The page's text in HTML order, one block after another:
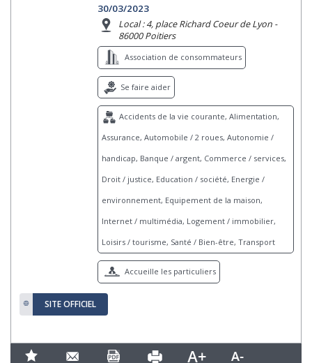
30/03/2023
Local : 4, place Richard Coeur de Lyon -
86000 Poitiers
Association de consommateurs
Se faire aider
Accidents de la vie courante, Alimentation,
Assurance, Automobile / 2 roues, Autonomie /
handicap, Banque / argent, Commerce / services,
Droit / justice, Education / société, Energie /
environnement, Equipement de la maison,
Internet / multimédia, Logement / immobilier,
Loisirs / tourisme, Santé / Bien-être, Transport
Accueille les particuliers
SITE OFFICIEL